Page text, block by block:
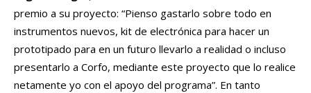
premio a su proyecto: “Pienso gastarlo sobre todo en
instrumentos nuevos, kit de electrónica para hacer un
prototipado para en un futuro llevarlo a realidad o incluso
presentarlo a Corfo, mediante este proyecto que lo realice
netamente yo con el apoyo del programa”. En tanto